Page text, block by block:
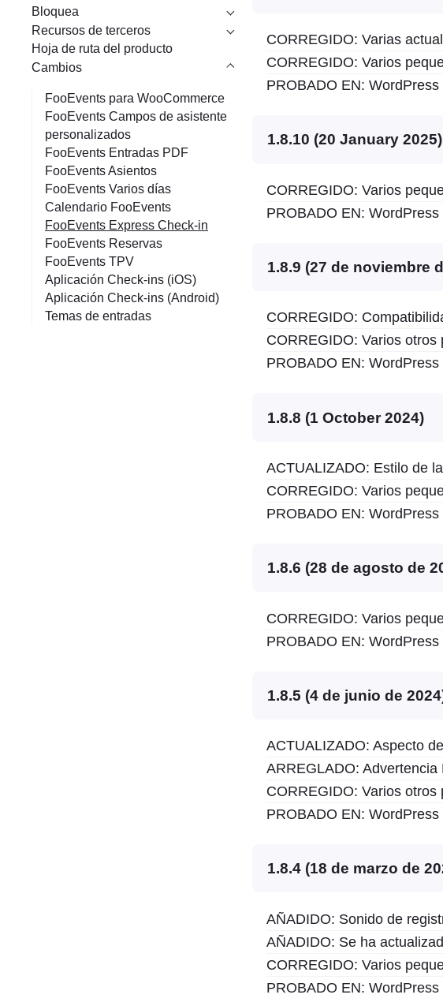
Bloquea
Recursos de terceros
Hoja de ruta del producto
Cambios
FooEvents para WooCommerce
FooEvents Campos de asistente
personalizados
FooEvents Entradas PDF
FooEvents Asientos
FooEvents Varios días
Calendario FooEvents
FooEvents Express Check-in
FooEvents Reservas
FooEvents TPV
Aplicación Check-ins (iOS)
Aplicación Check-ins (Android)
Temas de entradas
CORREGIDO: Varias
CORREGIDO: Varios
PROBADO EN:
1.8.10 (20 January 2025)
CORREGIDO: Varios
PROBADO EN:
1.8.9 (27 de noviembre
CORREGIDO:
CORREGIDO: Varios
PROBADO EN:
1.8.8 (1 October 2024)
ACTUALIZADO: Estilo de
CORREGIDO: Varios
PROBADO EN:
1.8.6 (28 de agosto de
CORREGIDO: Varios
PROBADO EN:
1.8.5 (4 de junio de
ACTUALIZADO: Aspecto
ARREGLADO: Advertencia
CORREGIDO: Varios otros
PROBADO EN:
1.8.4 (18 de marzo de
AÑADIDO: Sonido de
AÑADIDO: Se ha
CORREGIDO: Varios
PROBADO EN: